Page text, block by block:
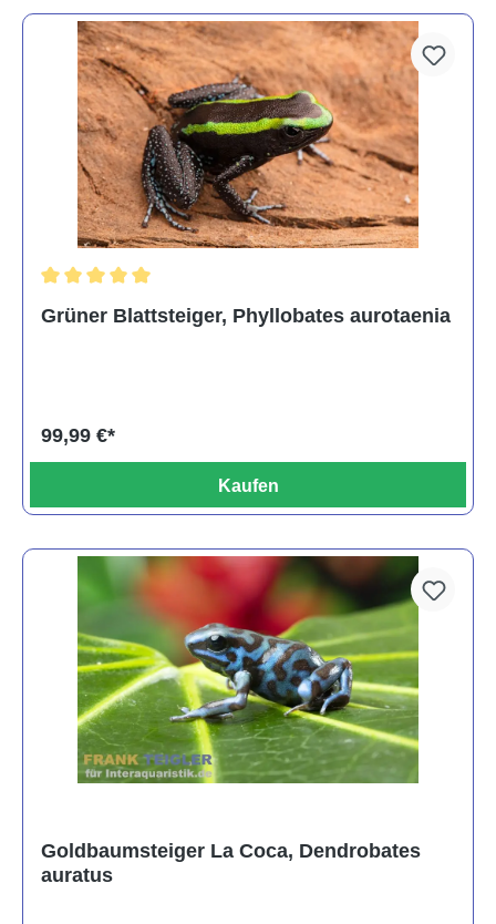
Grüner Blattsteiger, Phyllobates aurotaenia
99,99 €*
Kaufen
Goldbaumsteiger La Coca, Dendrobates
auratus